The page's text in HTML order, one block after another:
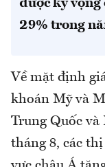
được kỳ vọng
29% trong
Về mặt định
khoán Mỹ và
Trung Quốc
tháng 8, các